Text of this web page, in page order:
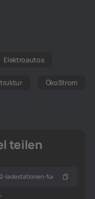
Elektroautos
ÖkoStrom
teilen